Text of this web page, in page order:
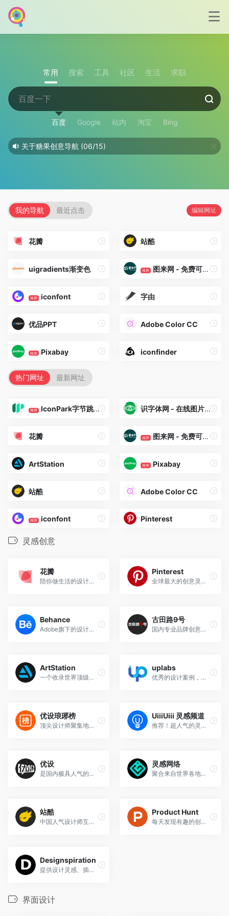
常用 搜索 工具 社区 生活 求职
百度 Google 站内 淘宝 Bing
关于糖果创意导航 (06/15)
我的导航 最近点击 编辑网址
花瓣 站酷
uigradients渐变色 推荐 图来网 - 免费可商用高清正版图片
推荐 iconfont 字由
优品PPT Adobe Color CC
推荐 Pixabay iconfinder
热门网址 最新网址
推荐 IconPark字节跳动图标库 识字体网 - 在线图片字体识别
花瓣 推荐 图来网 - 免费可商用高清正版图片
ArtStation 推荐 Pixabay
站酷 Adobe Color CC
推荐 iconfont Pinterest
灵感创意
花瓣
陪你做生活的设计师，采集你喜欢的设计灵感
Pinterest
全球最大的创意灵感图片分享网站
Behance
Adobe旗下的设计师交流平台，来自世界各地的设计师在这里分享自己的作品。
古田路9号
国内专业品牌创意平台
ArtStation
一个收录世界顶级插画作品的社区，强烈推荐！
uplabs
优秀的设计案例，一站齐全，多种类型
优设琅琊榜
顶尖设计师聚集地！令人惊艳的作品集
UiiiUiii 灵感频道
推荐！超人气的灵感库，优优教程网旗下产品
优设
是国内极具人气的设计师学习平台。2012年成立至今，一直专注于设计师的学习成长交流。
灵感网络
聚合来自世界各地的创意人才，每天汲取灵感
站酷
中国人气设计师互动平台
Product Hunt
每天发现有趣的创新产品，离硅谷最近的眼睛
Designspiration
提供设计灵感、插画摄影、时尚以及艺术相关的一切
界面设计